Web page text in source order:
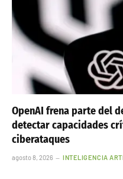
OpenAI frena parte del
detectar capacidades
ciberataques
agosto 8, 2026 INTELIGENCIA